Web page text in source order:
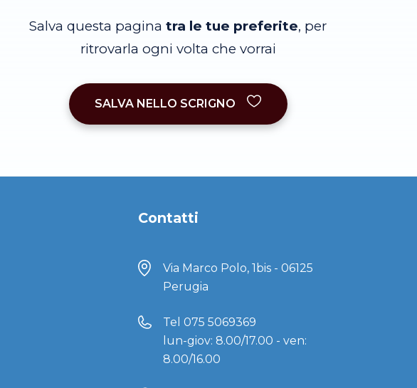
Salva questa pagina tra le tue preferite, per
ritrovarla ogni volta che vorrai
SALVA NELLO SCRIGNO
Contatti
Via Marco Polo, 1bis - 06125
Perugia
Tel 075 5069369
lun-giov: 8.00/17.00 - ven:
8.00/16.00